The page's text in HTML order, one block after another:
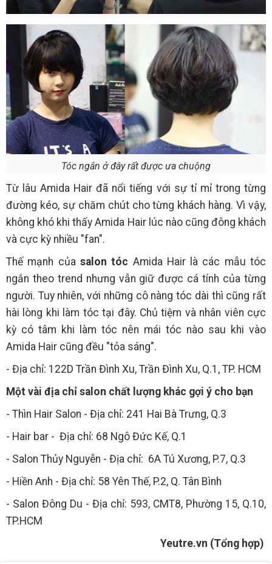
Tóc ngắn ở đây rất được ưa chuộng
Từ lâu Amida Hair đã nổi tiếng với sự tỉ mỉ trong từng
đường kéo, sự chăm chút cho từng khách hàng. Vì vậy,
không khó khi thấy Amida Hair lúc nào cũng đông khách
và cực kỳ nhiều "fan".
Thế mạnh của salon tóc Amida Hair là các mẫu tóc
ngắn theo trend nhưng vẫn giữ được cá tính của từng
người. Tuy nhiên, với những cô nàng tóc dài thì cũng rất
hài lòng khi làm tóc tại đây. Chủ tiệm và nhân viên cực
kỳ có tâm khi làm tóc nên mái tóc nào sau khi vào
Amida Hair cũng đều "tỏa sáng".
- Địa chỉ: 122D Trần Đình Xu, Trần Đình Xu, Q.1, TP. HCM
Một vài địa chỉ salon chất lượng khác gợi ý cho bạn
- Thìn Hair Salon - Địa chỉ: 241 Hai Bà Trưng, Q.3
- Hair bar - Địa chỉ: 68 Ngô Đức Kế, Q.1
- Salon Thủy Nguyễn - Địa chỉ: 6A Tú Xương, P.7, Q.3
- Hiền Anh - Địa chỉ: 58 Yên Thế, P.2, Q. Tân Bình
- Salon Đông Du - Địa chỉ: 593, CMT8, Phường 15, Q.10,
TP.HCM
Yeutre.vn (Tổng hợp)